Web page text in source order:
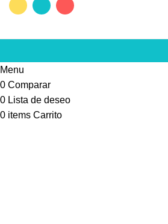
Menu
0 Comparar
0 Lista de deseo
0 items Carrito